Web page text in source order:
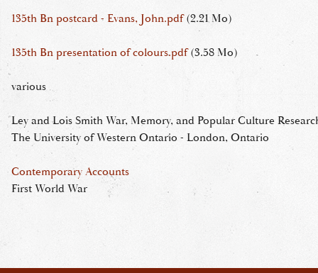
135th Bn postcard - Evans, John.pdf (2.21 Mo)
135th Bn presentation of colours.pdf (3.58 Mo)
various
Ley and Lois Smith War, Memory, and Popular Culture
The University of Western Ontario - London, Ontario
Contemporary Accounts
First World War